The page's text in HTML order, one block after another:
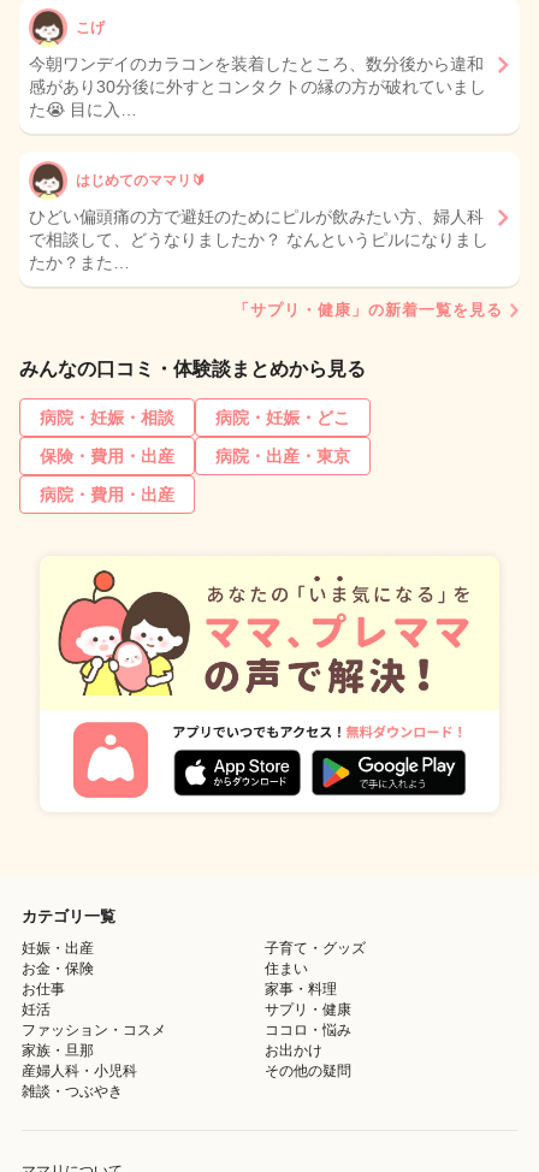
こげ
今朝ワンデイのカラコンを装着したところ、数分後から違和
感があり30分後に外すとコンタクトの縁の方が破れていまし
た😭 目に入…
はじめてのママリ🔰
ひどい偏頭痛の方で避妊のためにピルが飲みたい方、婦人科
で相談して、どうなりましたか？ なんというピルになりまし
たか？また…
「サプリ・健康」の新着一覧を見る
みんなの口コミ・体験談まとめから見る
病院・妊娠・相談
病院・妊娠・どこ
保険・費用・出産
病院・出産・東京
病院・費用・出産
カテゴリ一覧
妊娠・出産
子育て・グッズ
お金・保険
住まい
お仕事
家事・料理
妊活
サプリ・健康
ファッション・コスメ
ココロ・悩み
家族・旦那
お出かけ
産婦人科・小児科
その他の疑問
雑談・つぶやき